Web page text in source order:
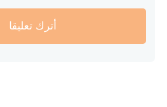
أترك تعليقا